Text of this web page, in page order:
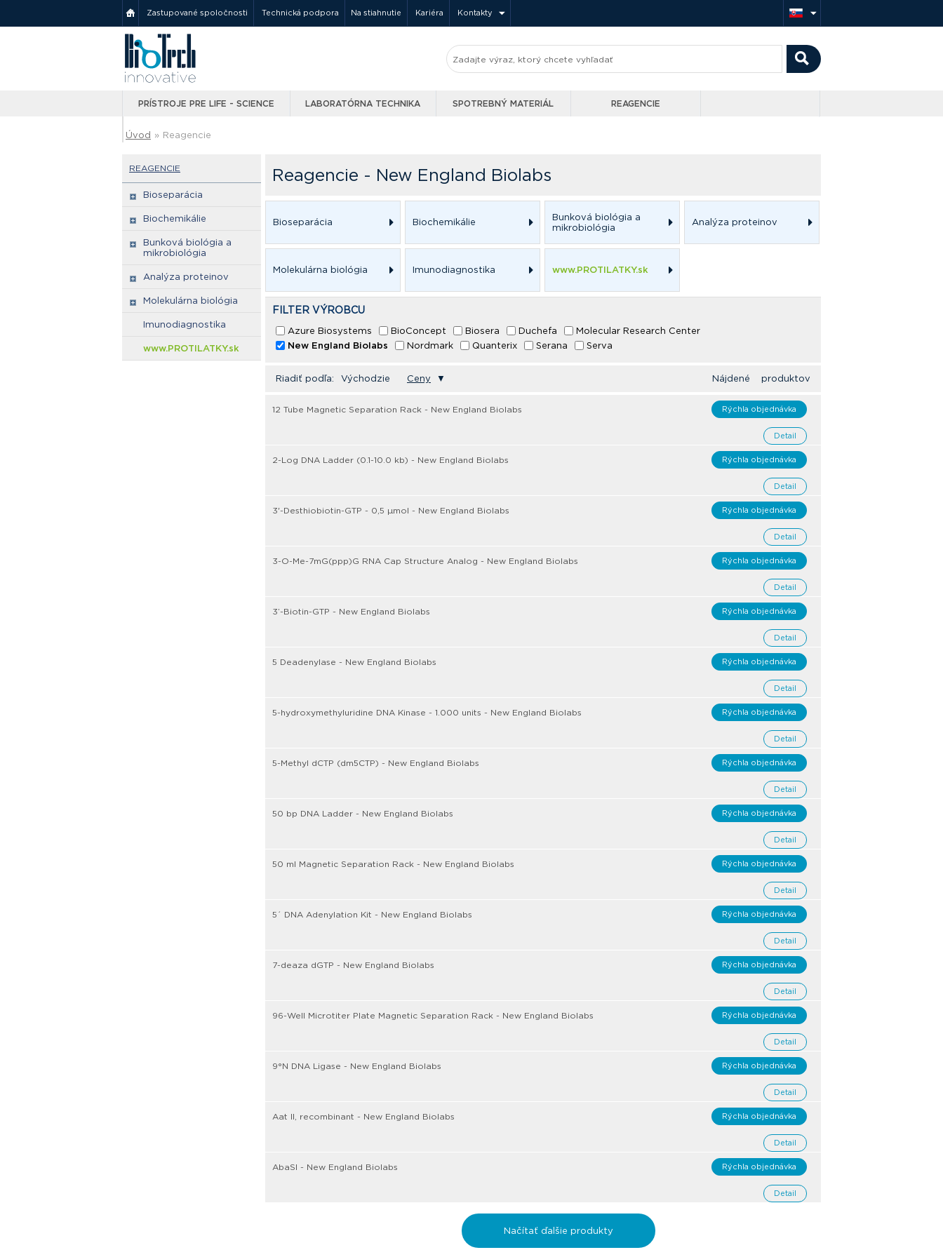
Zastupované spoločnosti Technická podpora Na stiahnutie Kariéra Kontakty
PRÍSTROJE PRE LIFE - SCIENCE LABORATÓRNA TECHNIKA SPOTREBNÝ MATERIÁL REAGENCIE
Úvod » Reagencie
REAGENCIE
Bioseparácia
Biochemikálie
Bunková biológia a
mikrobiológia
Analýza proteinov
Molekulárna biológia
Imunodiagnostika
www.PROTILATKY.sk
Reagencie - New England Biolabs
Bioseparácia Biochemikálie
Bunková biológia a
mikrobiológia
Analýza proteinov
Molekulárna biológia Imunodiagnostika www.PROTILATKY.sk
FILTER VÝROBCU
Azure Biosystems BioConcept Biosera Duchefa
Molecular Research Center
New England Biolabs
Nordmark Quanterix Serana Serva
Riadiť podľa: Východzie Ceny ▼ Nájdené produktov
12 Tube Magnetic Separation Rack - New England Biolabs Rýchla objednávka
Detail
2-Log DNA Ladder (0.1-10.0 kb) - New England Biolabs Rýchla objednávka
Detail
3'-Desthiobiotin-GTP - 0,5 µmol - New England Biolabs Rýchla objednávka
Detail
3-O-Me-7mG(ppp)G RNA Cap Structure Analog - New England Biolabs Rýchla objednávka
Detail
3’-Biotin-GTP - New England Biolabs Rýchla objednávka
Detail
5 Deadenylase - New England Biolabs Rýchla objednávka
Detail
5-hydroxymethyluridine DNA Kinase - 1.000 units - New England Biolabs Rýchla objednávka
Detail
5-Methyl dCTP (dm5CTP) - New England Biolabs Rýchla objednávka
Detail
50 bp DNA Ladder - New England Biolabs Rýchla objednávka
Detail
50 ml Magnetic Separation Rack - New England Biolabs Rýchla objednávka
Detail
5´ DNA Adenylation Kit - New England Biolabs Rýchla objednávka
Detail
7-deaza dGTP - New England Biolabs Rýchla objednávka
Detail
96-Well Microtiter Plate Magnetic Separation Rack - New England Biolabs Rýchla objednávka
Detail
9°N DNA Ligase - New England Biolabs Rýchla objednávka
Detail
Aat II, recombinant - New England Biolabs Rýchla objednávka
Detail
AbaSI - New England Biolabs Rýchla objednávka
Detail
Načítať ďalšie produkty